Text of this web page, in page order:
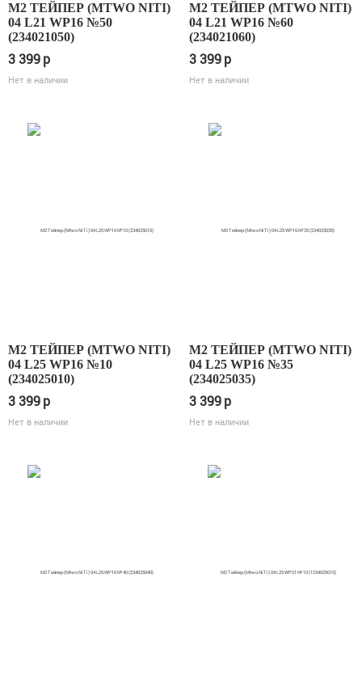
М2 ТЕЙПЕР (MTWO NITI)
04 L21 WP16 №50
(234021050)
3 399p
Нет в наличии
М2 ТЕЙПЕР (MTWO NITI)
04 L21 WP16 №60
(234021060)
3 399p
Нет в наличии
М2 ТЕЙПЕР (MTWO NITI)
04 L25 WP16 №10
(234025010)
3 399p
Нет в наличии
М2 ТЕЙПЕР (MTWO NITI)
04 L25 WP16 №35
(234025035)
3 399p
Нет в наличии